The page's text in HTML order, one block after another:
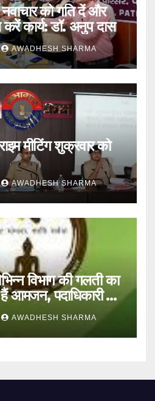
नवाचार को गति दें और
कार्य: डॉ. अनुप दास
AWADHESH SHARMA
मीटिंग शुक्रवार को
AWADHESH SHARMA
विभाग की गलती का
हैं आमजन, पदाधिकारी और
AWADHESH SHARMA